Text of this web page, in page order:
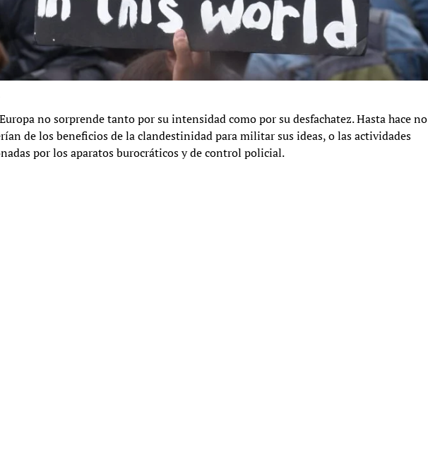
no sorprende tanto por su intensidad como por su desfachatez. Hasta hace no
de los beneficios de la clandestinidad para militar sus ideas, o las actividades
por los aparatos burocráticos y de control policial.